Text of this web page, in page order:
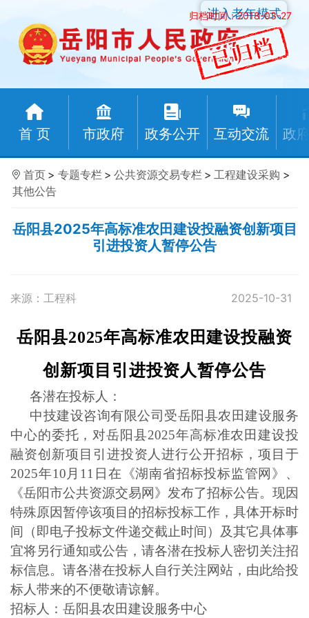
归档时间：2018-03-27
首 页 市政府 政务公开 互动交流 政
进入老年模式
首页 > 专题专栏 > 公共资源交易专栏 > 工程建设采购 >
其他公告
岳阳县2025年高标准农田建设投融资创新项目
引进投资人暂停公告
来源：工程科 2025-10-31
岳阳县2025年高标准农田建设投融资
创新项目引进投资人暂停公告
各潜在投标人：
中技建设咨询有限公司受岳阳县农田建设服务
中心的委托，对岳阳县2025年高标准农田建设投
融资创新项目引进投资人进行公开招标，项目于
2025年10 月 11 日在《湖南省招标投标监管网》、
《岳阳市公共资源交易网》发布了招标公告。现因
特殊原因暂停该项目的招标投标工作，具体开标时
间（即电子投标文件递交截止时间）及其它具体事
宜将另行通知或公告，请各潜在投标人密切关注招
标信息。请各潜在投标人自行关注网站，由此给投
标人带来的不便敬请谅解。
招标人：岳阳县农田建设服务中心